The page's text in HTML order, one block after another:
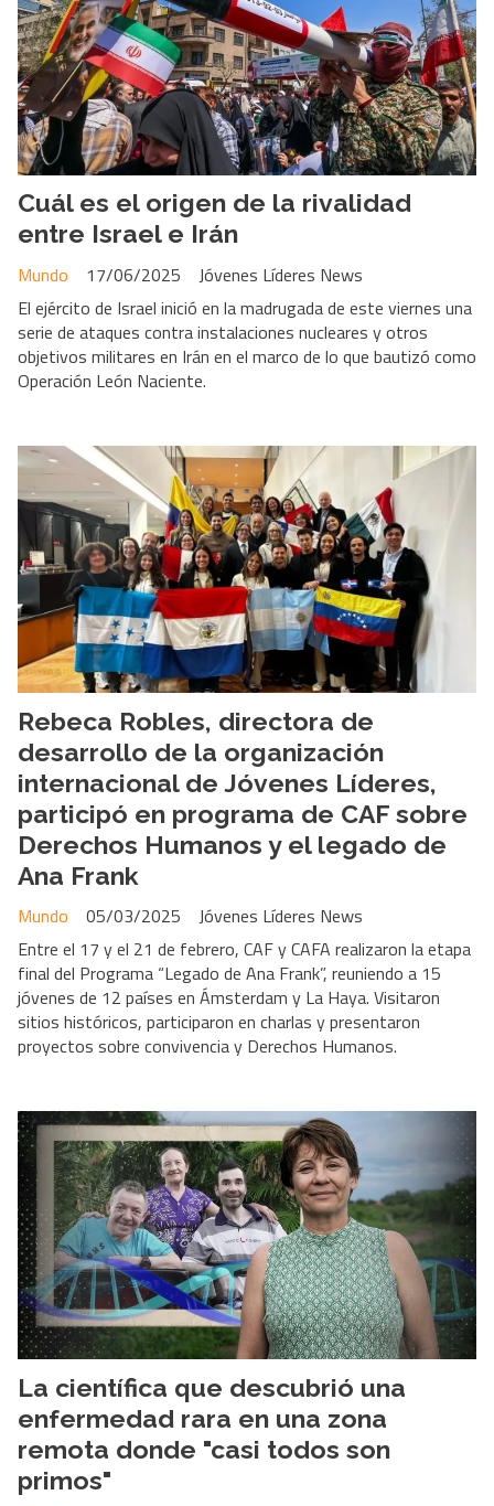
Cuál es el origen de la rivalidad
entre Israel e Irán
Jóvenes Líderes News
Mundo
17/06/2025
El ejército de Israel inició en la madrugada de este viernes una
serie de ataques contra instalaciones nucleares y otros
objetivos militares en Irán en el marco de lo que bautizó como
Operación León Naciente.
Rebeca Robles, directora de
desarrollo de la organización
internacional de Jóvenes Líderes,
participó en programa de CAF sobre
Derechos Humanos y el legado de
Ana Frank
Jóvenes Líderes News
Mundo
05/03/2025
Entre el 17 y el 21 de febrero, CAF y CAFA realizaron la etapa
final del Programa “Legado de Ana Frank”, reuniendo a 15
jóvenes de 12 países en Ámsterdam y La Haya. Visitaron
sitios históricos, participaron en charlas y presentaron
proyectos sobre convivencia y Derechos Humanos.
La científica que descubrió una
enfermedad rara en una zona
remota donde "casi todos son
primos"